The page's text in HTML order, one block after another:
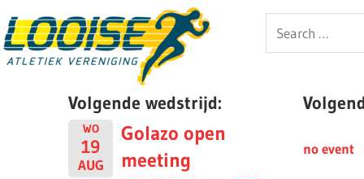
to
content
Looise
Search
for:
Volgende wedstrijd:
WO
19
AUG
Golazo open
meeting
no event